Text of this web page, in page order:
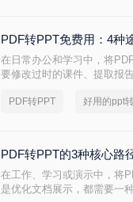
PDF转PPT免费用：4种
在日常办公和学习中，将
要修改过时的课件、提取报
PDF转PPT
PDF转PPT的3种核心路
在工作、学习或演示中，将
是优化文档展示，都需要一